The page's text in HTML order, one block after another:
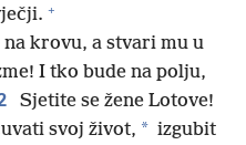
+
krovu, a stvari mu u
I tko bude na polju,
Sjetite se žene Lotove!
svoj život, * izgubit